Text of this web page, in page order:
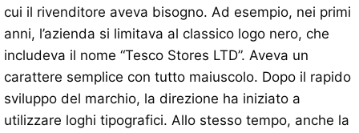
cui il rivenditore aveva bisogno. Ad esempio, nei primi
anni, l’azienda si limitava al classico logo nero, che
includeva il nome “Tesco Stores LTD”. Aveva un
carattere semplice con tutto maiuscolo. Dopo il rapido
sviluppo del marchio, la direzione ha iniziato a
utilizzare loghi tipografici. Allo stesso tempo, anche la